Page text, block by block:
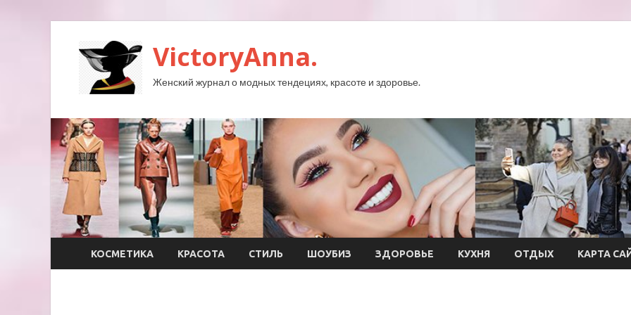
VictoryAnna.
Женский журнал о модных тендециях, красоте и здоровье.
КОСМЕТИКА КРАСОТА СТИЛЬ ШОУБИЗ ЗДОРОВЬЕ КУХНЯ ОТДЫХ КАРТА